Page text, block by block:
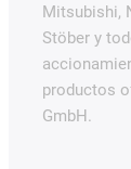
Mitsubishi,
Stöber y
productos
GmbH.